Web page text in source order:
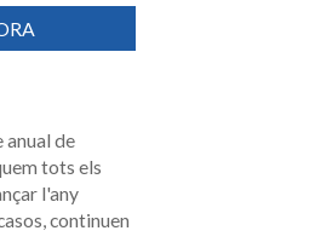
de
tots els
l'any
continuen